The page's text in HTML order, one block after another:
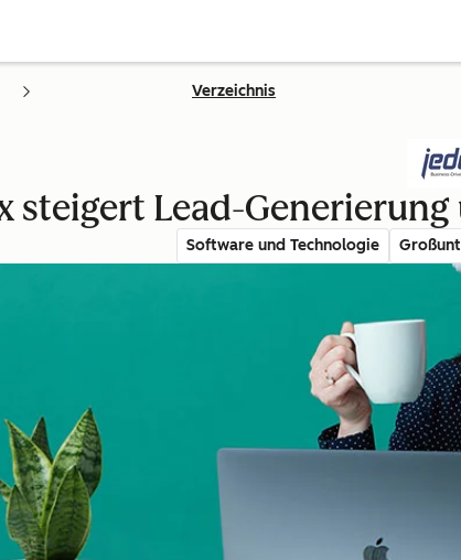
Verzeichnis
steigert Lead-
Software und Technologie